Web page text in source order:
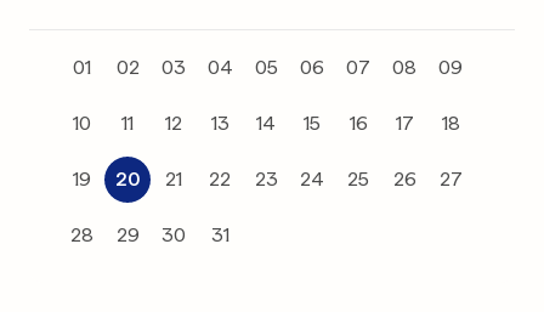
01 02 03 04 05 06 07 08 09
10 11 12 13 14 15 16 17 18
19 20 21 22 23 24 25 26 27
28 29 30 31